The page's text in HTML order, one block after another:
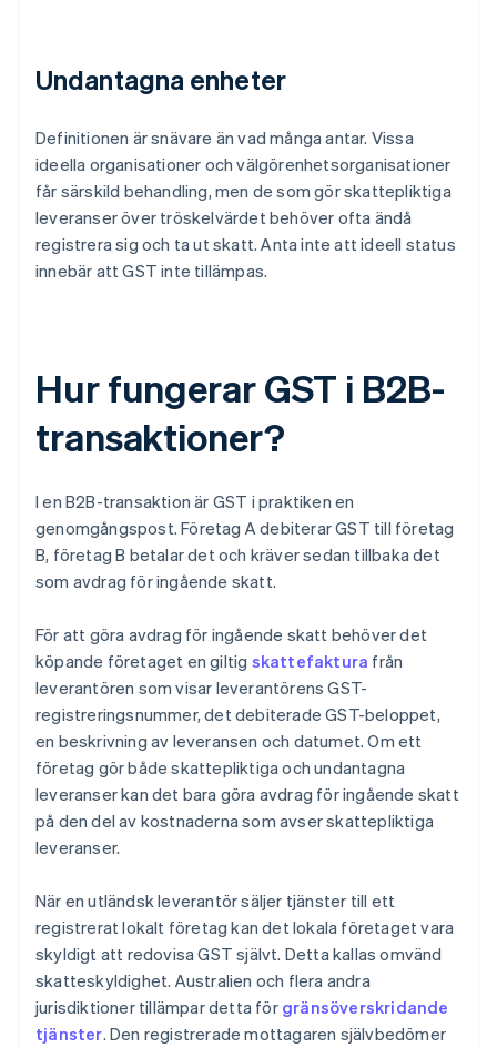
Undantagna enheter
Definitionen är snävare än vad många antar. Vissa
ideella organisationer och välgörenhetsorganisationer
får särskild behandling, men de som gör skattepliktiga
leveranser över tröskelvärdet behöver ofta ändå
registrera sig och ta ut skatt. Anta inte att ideell status
innebär att GST inte tillämpas.
Hur fungerar GST i B2B-
transaktioner?
I en B2B-transaktion är GST i praktiken en
genomgångspost. Företag A debiterar GST till företag
B, företag B betalar det och kräver sedan tillbaka det
som avdrag för ingående skatt.
För att göra avdrag för ingående skatt behöver det
köpande företaget en giltig skattefaktura från
leverantören som visar leverantörens GST-
registreringsnummer, det debiterade GST-beloppet,
en beskrivning av leveransen och datumet. Om ett
företag gör både skattepliktiga och undantagna
leveranser kan det bara göra avdrag för ingående skatt
på den del av kostnaderna som avser skattepliktiga
leveranser.
När en utländsk leverantör säljer tjänster till ett
registrerat lokalt företag kan det lokala företaget vara
skyldigt att redovisa GST självt. Detta kallas omvänd
skatteskyldighet. Australien och flera andra
jurisdiktioner tillämpar detta för gränsöverskridande
tjänster. Den registrerade mottagaren självbedömer